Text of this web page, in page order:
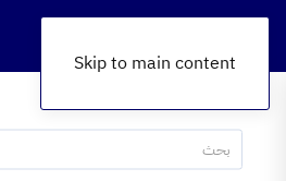
Skip to main content